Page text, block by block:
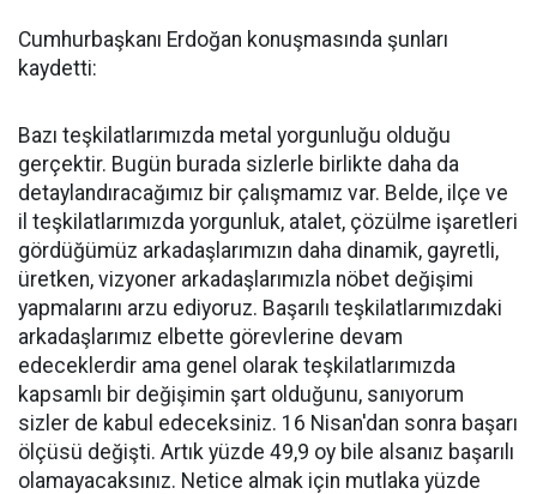
Cumhurbaşkanı Erdoğan konuşmasında şunları
kaydetti:
Bazı teşkilatlarımızda metal yorgunluğu olduğu
gerçektir. Bugün burada sizlerle birlikte daha da
detaylandıracağımız bir çalışmamız var. Belde, ilçe ve
il teşkilatlarımızda yorgunluk, atalet, çözülme işaretleri
gördüğümüz arkadaşlarımızın daha dinamik, gayretli,
üretken, vizyoner arkadaşlarımızla nöbet değişimi
yapmalarını arzu ediyoruz. Başarılı teşkilatlarımızdaki
arkadaşlarımız elbette görevlerine devam
edeceklerdir ama genel olarak teşkilatlarımızda
kapsamlı bir değişimin şart olduğunu, sanıyorum
sizler de kabul edeceksiniz. 16 Nisan'dan sonra başarı
ölçüsü değişti. Artık yüzde 49,9 oy bile alsanız başarılı
olamayacaksınız. Netice almak için mutlaka yüzde